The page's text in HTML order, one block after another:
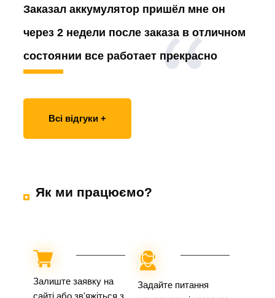
Заказал аккумулятор пришёл мне он
через 2 недели после заказа в отличном
состоянии все работает прекрасно
Всі відгуки +
Як ми працюємо?
Залиште заявку на
сайті або зв'яжіться з
Задайте питання